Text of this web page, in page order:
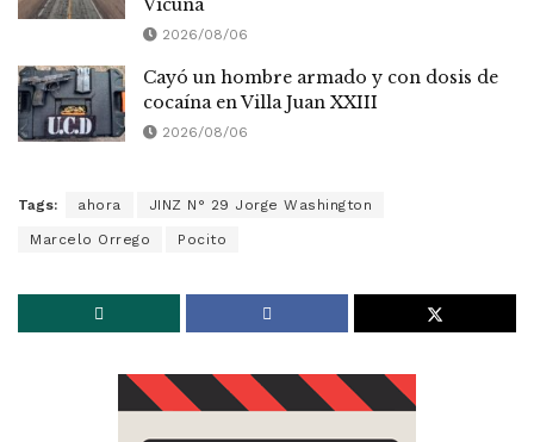
Vicuña
2026/08/06
Cayó un hombre armado y con dosis de
cocaína en Villa Juan XXIII
2026/08/06
Tags: ahora JINZ N° 29 Jorge Washington
Marcelo Orrego Pocito